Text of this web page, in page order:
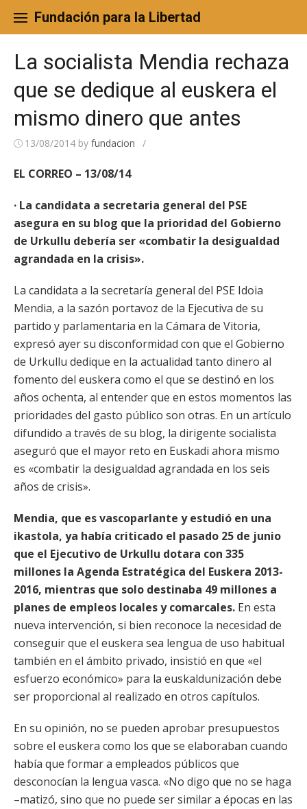
content
Fundación para la Libertad
La socialista Mendia rechaza
que se dedique al euskera el
mismo dinero que antes
13/08/2014 by fundacion /
EL CORREO – 13/08/14
· La candidata a secretaria general del PSE
asegura en su blog que la prioridad del Gobierno
de Urkullu debería ser «combatir la desigualdad
agrandada en la crisis».
La candidata a la secretaría general del PSE Idoia
Mendia, a la sazón portavoz de la Ejecutiva de su
partido y parlamentaria en la Cámara de Vitoria,
expresó ayer su disconformidad con que el Gobierno
de Urkullu dedique en la actualidad tanto dinero al
fomento del euskera como el que se destinó en los
años ochenta, al entender que en estos momentos las
prioridades del gasto público son otras. En un artículo
difundido a través de su blog, la dirigente socialista
aseguró que el mayor reto en Euskadi ahora mismo
es «combatir la desigualdad agrandada en los seis
años de crisis».
Mendia, que es vascoparlante y estudió en una
ikastola, ya había criticado el pasado 25 de junio
que el Ejecutivo de Urkullu dotara con 335
millones la Agenda Estratégica del Euskera 2013-
2016, mientras que solo destinaba 49 millones a
planes de empleos locales y comarcales. En esta
nueva intervención, si bien reconoce la necesidad de
conseguir que el euskera sea lengua de uso habitual
también en el ámbito privado, insistió en que «el
esfuerzo económico» para la euskaldunización debe
ser proporcional al realizado en otros capítulos.
En su opinión, no se pueden aprobar presupuestos
sobre el euskera como los que se elaboraban cuando
había que formar a empleados públicos que
desconocían la lengua vasca. «No digo que no se haga
–matizó, sino que no puede ser similar a épocas en las